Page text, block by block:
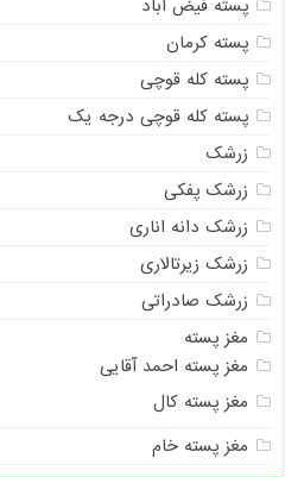
پسته فیض آباد
پسته کرمان
پسته کله قوچی
پسته کله قوچی درجه یک
زرشک
زرشک پفکی
زرشک دانه اناری
زرشک زیرتالاری
زرشک صادراتی
مغز پسته
مغز پسته احمد آقایی
مغز پسته کال
مغز پسته خام